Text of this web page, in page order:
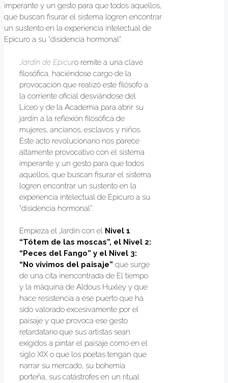
imperante y un gesto para que todos aquellos,
que buscan fisurar el sistema logren encontrar
un sustento en la experiencia intelectual de
Epicuro a su “disidencia hormonal”.
Jardín de Epicuro remite a una clave
filosófica, haciéndose cargo de la
provocación que realizó este filósofo a
la corriente oficial desviándose del
Liceo y de la Academia para abrir su
jardín a la reflexión filosófica de
mujeres, ancianos, esclavos y niños.
Este acto revolucionario nos parece
altamente provocativo con el sistema
imperante y un gesto para que todos
aquellos, que buscan fisurar el sistema
logren encontrar un sustento en la
experiencia intelectual de Epicuro a su
“disidencia hormonal”.
Empieza el Jardín con el Nivel 1:
“Tótem de las moscas”, el Nivel 2:
“Peces del Fango” y el Nivel 3:
“No vivimos del paisaje” que surge
de una cita inencontrada de El tiempo
y la máquina de Aldous Huxley y que
hace resistencia a ese puerto que ha
sido valorado excesivamente por el
paisaje y que provoca ese gesto
retardatario que sus artistas sean
exigidos a pintar el paisaje como en el
siglo XIX o que los poetas tengan que
narrar su mercado, su bohemia
porteña, sus catástrofes en un ritual